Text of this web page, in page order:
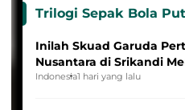
Trilogi Sepak Bola
Inilah Skuad Garuda
Nusantara di Srikandi
Indonesia1 hari yang lalu